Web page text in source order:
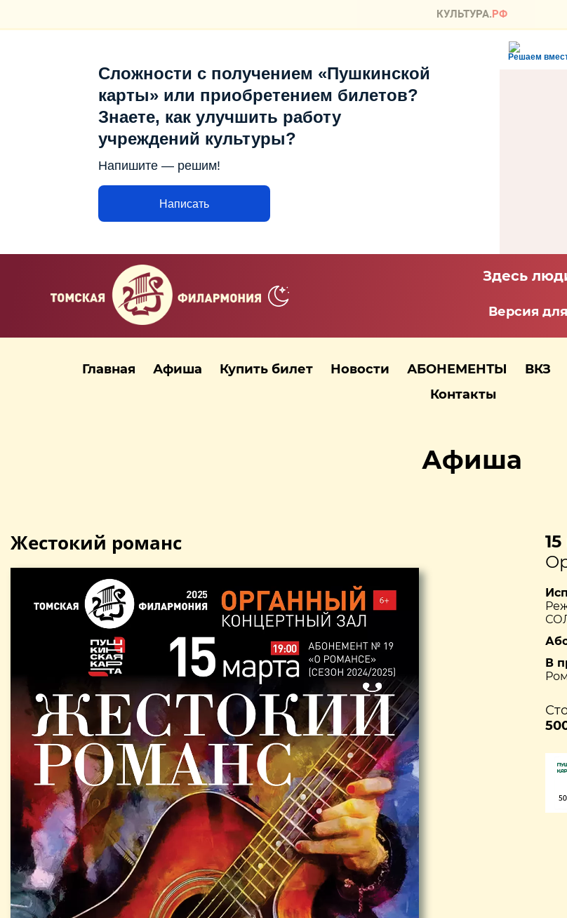
Решаем
Сложности с получением «Пушкинской
карты» или приобретением билетов?
Знаете, как улучшить работу
учреждений культуры?
Напишите — решим!
Написать
Здесь
Версия
Главная Афиша Купить билет Новости АБОНЕМЕНТЫ ВКЗ
Контакты
Афиша
Жестокий романс
В